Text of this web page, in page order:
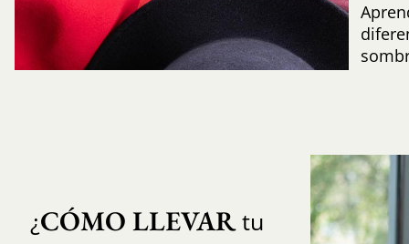
¿CÓMO LLEVARtu